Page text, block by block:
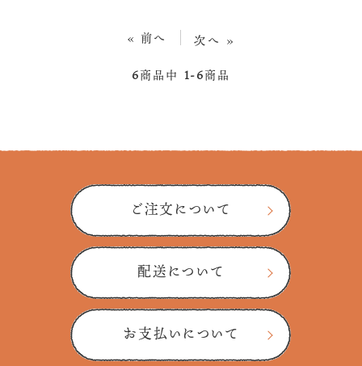
« 前へ 次へ »
6商品中 1-6商品
ご注文について
配送について
お支払いについて